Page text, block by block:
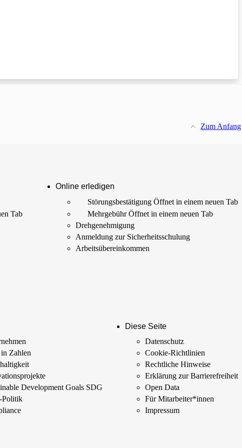
Zum Anfang
Tab
Online erledigen
Störungs­bestätigung Öffnet in einem neuen Tab
MehrgebührÖffnet in einem neuen Tab
Drehgenehmigung
Anmeldung zur Sicherheits­schulung
Arbeits­übereinkommen
Zahlen
Development Goals SDG
Politik
Diese Seite
Datenschutz
Cookie-Richtlinien
Rechtliche Hinweise
Erklärung zur Barrierefreiheit
Open Data
Für Mitarbeiter­*innen
Impressum